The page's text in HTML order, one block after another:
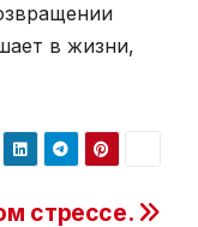
в жизни,
стрессе.